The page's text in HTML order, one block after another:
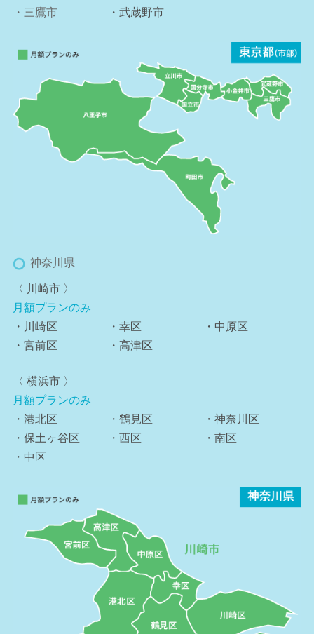
・三鷹市
・武蔵野市
神奈川県
〈 川崎市 〉
月額プランのみ
・川崎区
・幸区
・中原区
・宮前区
・高津区
〈 横浜市 〉
月額プランのみ
・港北区
・鶴見区
・神奈川区
・保土ヶ谷区
・西区
・南区
・中区